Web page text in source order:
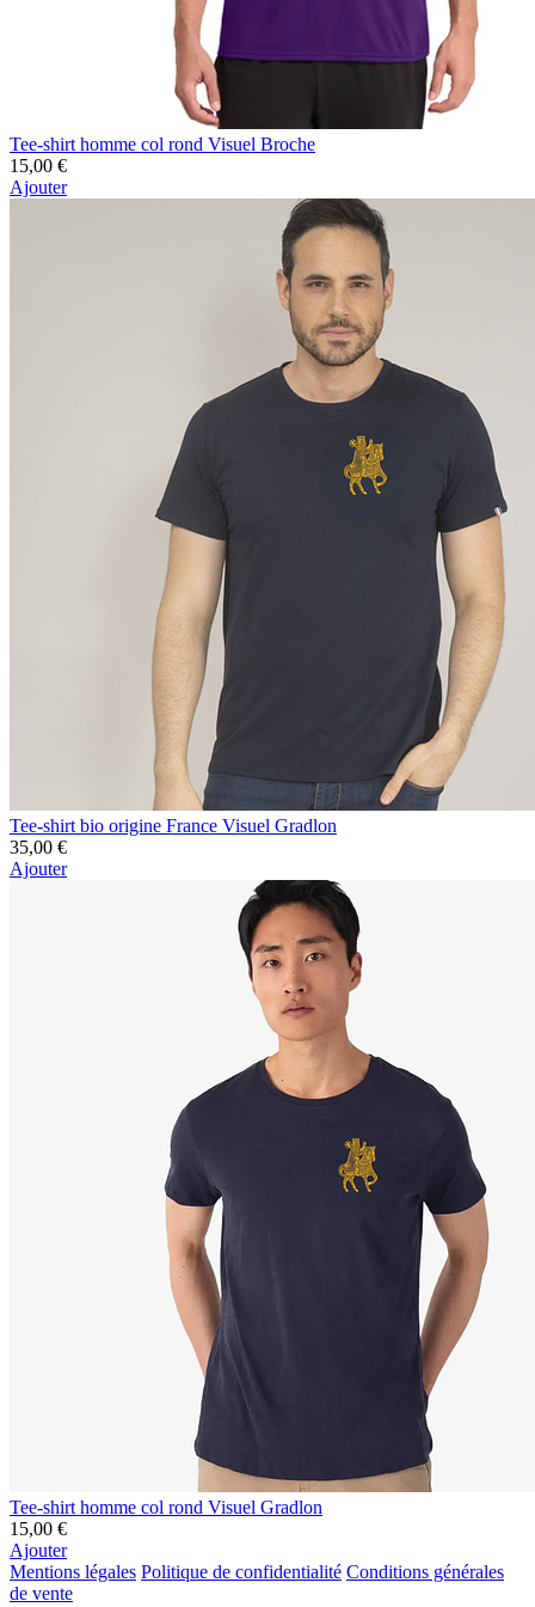
Tee-shirt homme col rond Visuel Broche
15,00 €
Ajouter
Tee-shirt bio origine France Visuel Gradlon
35,00 €
Ajouter
Tee-shirt homme col rond Visuel Gradlon
15,00 €
Ajouter
Mentions légales Politique de confidentialité Conditions générales
de vente